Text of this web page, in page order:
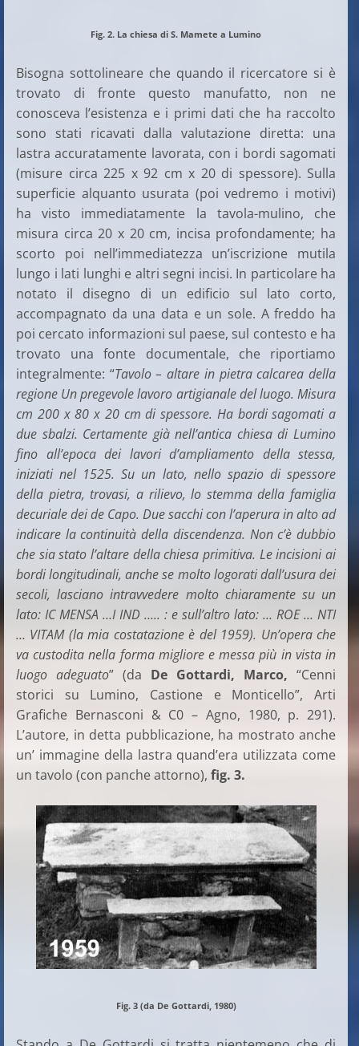
Fig. 2. La chiesa di S. Mamete a Lumino
Bisogna sottolineare che quando il ricercatore si è
trovato di fronte questo manufatto, non ne
conosceva l’esistenza e i primi dati che ha raccolto
sono stati ricavati dalla valutazione diretta: una
lastra accuratamente lavorata, con i bordi sagomati
(misure circa 225 x 92 cm x 20 di spessore). Sulla
superficie alquanto usurata (poi vedremo i motivi)
ha visto immediatamente la tavola-mulino, che
misura circa 20 x 20 cm, incisa profondamente; ha
scorto poi nell’immediatezza un’iscrizione mutila
lungo i lati lunghi e altri segni incisi. In particolare ha
notato il disegno di un edificio sul lato corto,
accompagnato da una data e un sole. A freddo ha
poi cercato informazioni sul paese, sul contesto e ha
trovato una fonte documentale, che riportiamo
integralmente: “Tavolo – altare in pietra calcarea della
regione Un pregevole lavoro artigianale del luogo. Misura
cm 200 x 80 x 20 cm di spessore. Ha bordi sagomati a
due sbalzi. Certamente già nell’antica chiesa di Lumino
fino all’epoca dei lavori d’ampliamento della stessa,
iniziati nel 1525. Su un lato, nello spazio di spessore
della pietra, trovasi, a rilievo, lo stemma della famiglia
decuriale dei de Capo. Due sacchi con l’aperura in alto ad
indicare la continuità della discendenza. Non c’è dubbio
che sia stato l’altare della chiesa primitiva. Le incisioni ai
bordi longitudinali, anche se molto logorati dall’usura dei
secoli, lasciano intravvedere molto chiaramente su un
lato: IC MENSA …I IND ….. : e sull’altro lato: … ROE … NTI
… VITAM (la mia costatazione è del 1959). Un’opera che
va custodita nella forma migliore e messa più in vista in
luogo adeguato” (da De Gottardi, Marco, “Cenni
storici su Lumino, Castione e Monticello”, Arti
Grafiche Bernasconi & C0 – Agno, 1980, p. 291).
L’autore, in detta pubblicazione, ha mostrato anche
un’ immagine della lastra quand’era utilizzata come
un tavolo (con panche attorno), fig. 3.
Fig. 3 (da De Gottardi, 1980)